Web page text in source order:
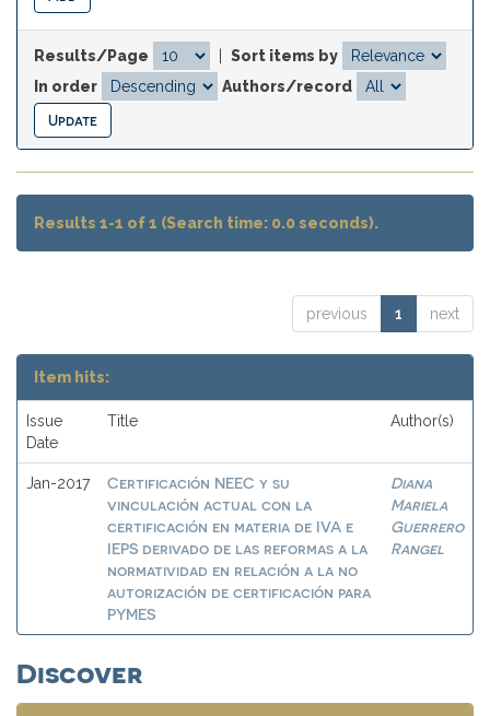
Results/Page
Sort items by
In order
Authors/record
Results 1-1 of 1 (Search time: 0.0 seconds).
previous 1 next
Item hits:
Issue
Date
Title Author(s)
Jan-2017
Certificación NEEC y su
vinculación actual con la
certificación en materia de IVA e
IEPS derivado de las reformas a la
normatividad en relación a la no
autorización de certificación para
PYMES
Diana
Mariela
Guerrero
Rangel
Discover